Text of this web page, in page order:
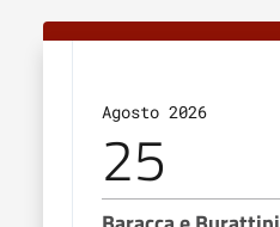
Agosto 2026
25